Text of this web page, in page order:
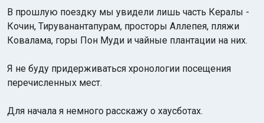
В прошлую поездку мы увидели лишь часть Кералы -
Кочин, Тируванантапурам, просторы Аллепея, пляжи
Ковалама, горы Пон Муди и чайные плантации на них.
Я не буду придерживаться хронологии посещения
перечисленных мест.
Для начала я немного расскажу о хаусботах.